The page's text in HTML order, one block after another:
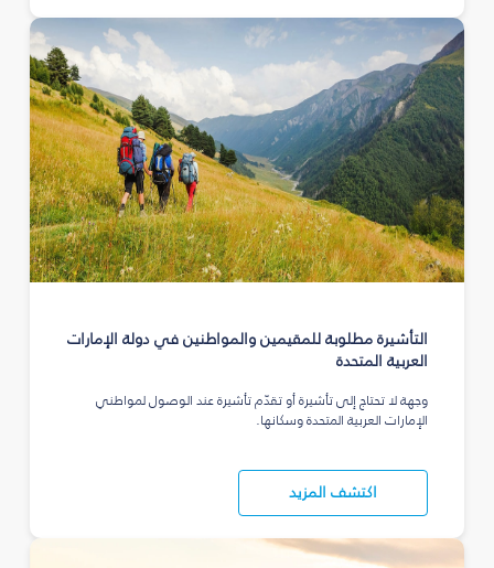
التأشيرة مطلوبة للمقيمين والمواطنين في دولة الإمارات
العربية المتحدة
وجهة لا تحتاج إلى تأشيرة أو تقدّم تأشيرة عند الوصول لمواطني
الإمارات العربية المتحدة وسكانها.
اكتشف المزيد